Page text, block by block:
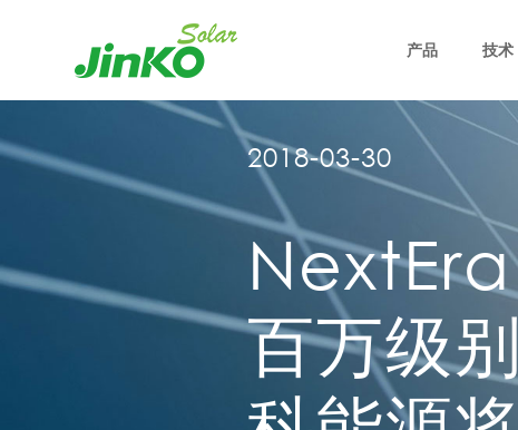
产品 技术
2018-03-30
百万级